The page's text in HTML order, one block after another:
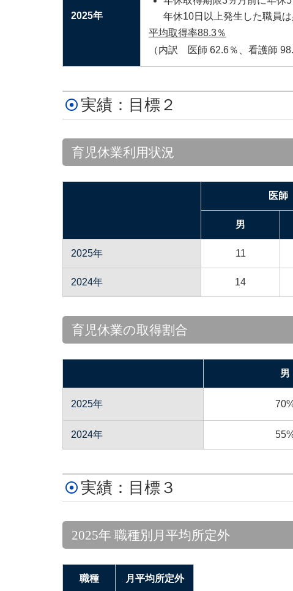
2025年
年休10日以上発生した職員
平均取得率88.3％
（内訳 医師 62.6％、看護師
実績：目標２
育児休業利用状況
医師
男
2025年 11
2024年 14
育児休業の取得割合
男
2025年
2024年
実績：目標３
2025年 職種別月平均所定外
職種 月平均所定外